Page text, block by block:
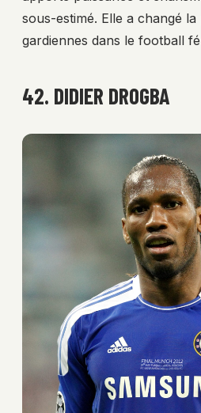
sous-estimé. Elle a changé
gardiennes dans le football
42. DIDIER DROGBA